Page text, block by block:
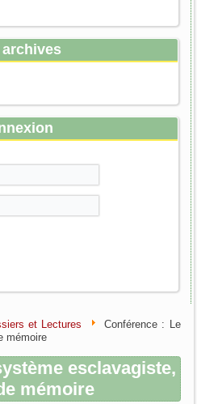
archives
et Lectures
Conférence : Le
mémoire
esclavagiste,
mémoire